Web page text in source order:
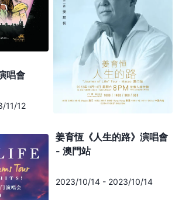
唱會
11/12
姜育恆《人生的路》演唱會
- 澳門站
2023/10/14 - 2023/10/14